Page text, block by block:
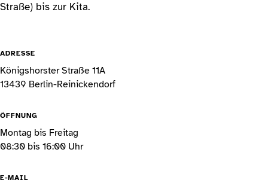
Straße) bis zur Kita.
ADRESSE
Königshorster Straße 11A
13439 Berlin-Reinickendorf
ÖFFNUNG
Montag bis Freitag
08:30 bis 16:00 Uhr
E-MAIL